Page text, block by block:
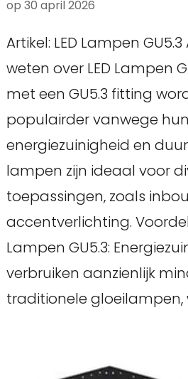
op 30 april 2026
Artikel: LED Lampen
weten over LED Lampen
met een GU5.3 fitting
populairder vanwege hun
energiezuinigheid en
lampen zijn ideaal voor
toepassingen, zoals
accentverlichting.
Lampen GU5.3:
verbruiken aanzienlijk
traditionele gloeilampen,